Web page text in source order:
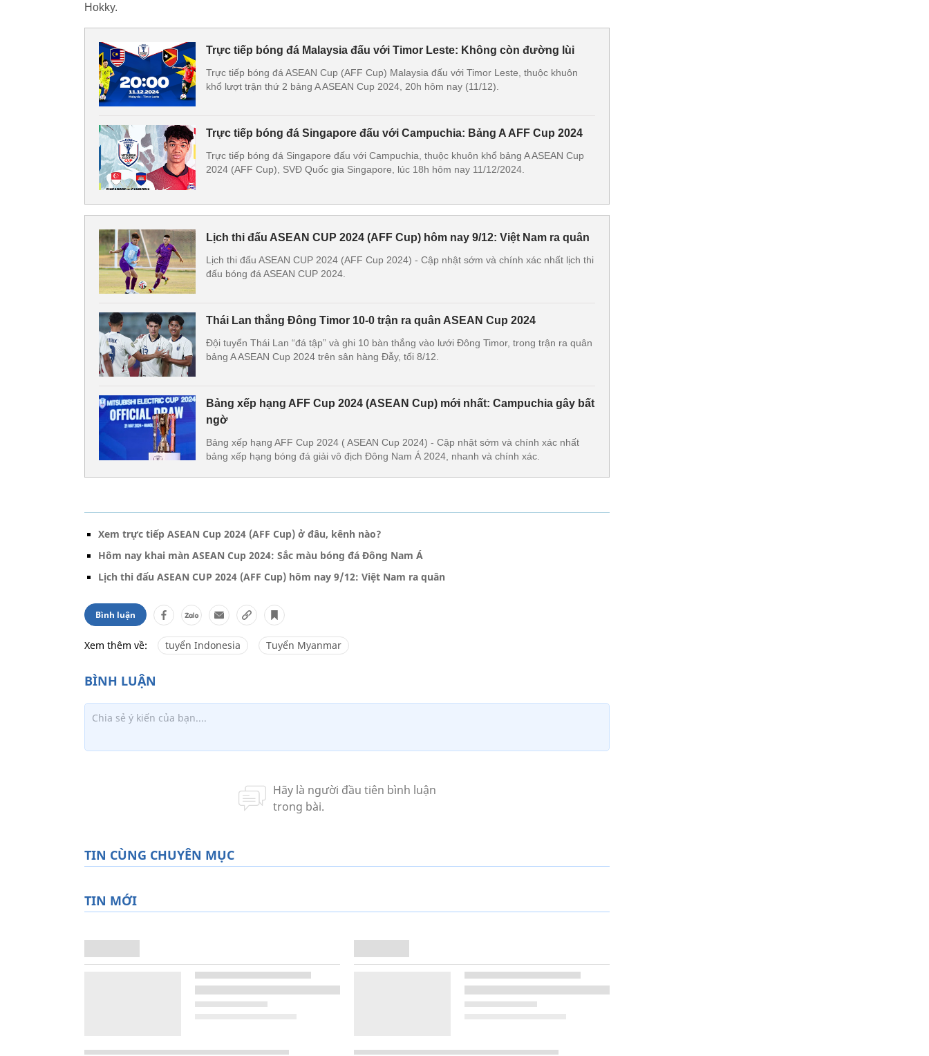
Hokky.
Trực tiếp bóng đá Malaysia đấu với Timor Leste: Không còn đường lùi
Trực tiếp bóng đá ASEAN Cup (AFF Cup) Malaysia đấu với Timor Leste, thuộc khuôn
khổ lượt trận thứ 2 bảng A ASEAN Cup 2024, 20h hôm nay (11/12).
Trực tiếp bóng đá Singapore đấu với Campuchia: Bảng A AFF Cup 2024
Trực tiếp bóng đá Singapore đấu với Campuchia, thuộc khuôn khổ bảng A ASEAN Cup
2024 (AFF Cup), SVĐ Quốc gia Singapore, lúc 18h hôm nay 11/12/2024.
Lịch thi đấu ASEAN CUP 2024 (AFF Cup) hôm nay 9/12: Việt Nam ra quân
Lịch thi đấu ASEAN CUP 2024 (AFF Cup 2024) - Cập nhật sớm và chính xác nhất lịch thi
đấu bóng đá ASEAN CUP 2024.
Thái Lan thắng Đông Timor 10-0 trận ra quân ASEAN Cup 2024
Đội tuyển Thái Lan “đá tập” và ghi 10 bàn thắng vào lưới Đông Timor, trong trận ra quân
bảng A ASEAN Cup 2024 trên sân hàng Đẫy, tối 8/12.
Bảng xếp hạng AFF Cup 2024 (ASEAN Cup) mới nhất: Campuchia gây bất
ngờ
Bảng xếp hạng AFF Cup 2024 ( ASEAN Cup 2024) - Cập nhật sớm và chính xác nhất
bảng xếp hạng bóng đá giải vô địch Đông Nam Á 2024, nhanh và chính xác.
Xem trực tiếp ASEAN Cup 2024 (AFF Cup) ở đâu, kênh nào?
Hôm nay khai màn ASEAN Cup 2024: Sắc màu bóng đá Đông Nam Á
Lịch thi đấu ASEAN CUP 2024 (AFF Cup) hôm nay 9/12: Việt Nam ra quân
Bình luận
Xem thêm về: tuyển Indonesia Tuyển Myanmar
TIN CÙNG CHUYÊN MỤC
TIN MỚI